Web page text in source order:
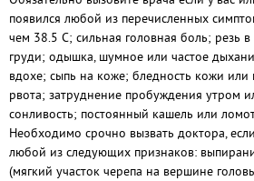
появился любой из перечисленных
чем 38.5 С; сильная головная боль; резь в
груди; одышка, шумное или частое
вдохе; сыпь на коже; бледность кожи или
рвота; затруднение пробуждения утром
сонливость; постоянный кашель или
Необходимо срочно вызвать доктора,
любой из следующих признаков:
(мягкий участок черепа на вершине